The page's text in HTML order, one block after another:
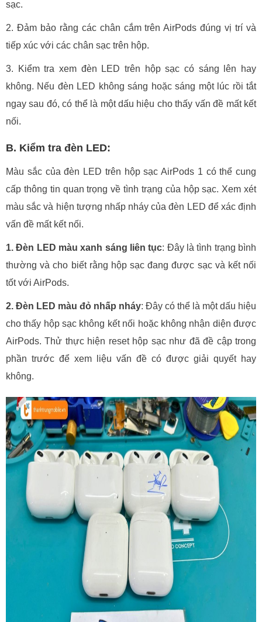
sạc.
2. Đảm bảo rằng các chân cắm trên AirPods đúng vị trí và
tiếp xúc với các chân sạc trên hộp.
3. Kiểm tra xem đèn LED trên hộp sạc có sáng lên hay
không. Nếu đèn LED không sáng hoặc sáng một lúc rồi tắt
ngay sau đó, có thể là một dấu hiệu cho thấy vấn đề mất kết
nối.
B. Kiểm tra đèn LED:
Màu sắc của đèn LED trên hộp sạc AirPods 1 có thể cung
cấp thông tin quan trọng về tình trạng của hộp sạc. Xem xét
màu sắc và hiện tượng nhấp nháy của đèn LED để xác định
vấn đề mất kết nối.
1. Đèn LED màu xanh sáng liên tục: Đây là tình trạng bình
thường và cho biết rằng hộp sạc đang được sạc và kết nối
tốt với AirPods.
2. Đèn LED màu đỏ nhấp nháy: Đây có thể là một dấu hiệu
cho thấy hộp sạc không kết nối hoặc không nhận diện được
AirPods. Thử thực hiện reset hộp sạc như đã đề cập trong
phần trước để xem liệu vấn đề có được giải quyết hay
không.